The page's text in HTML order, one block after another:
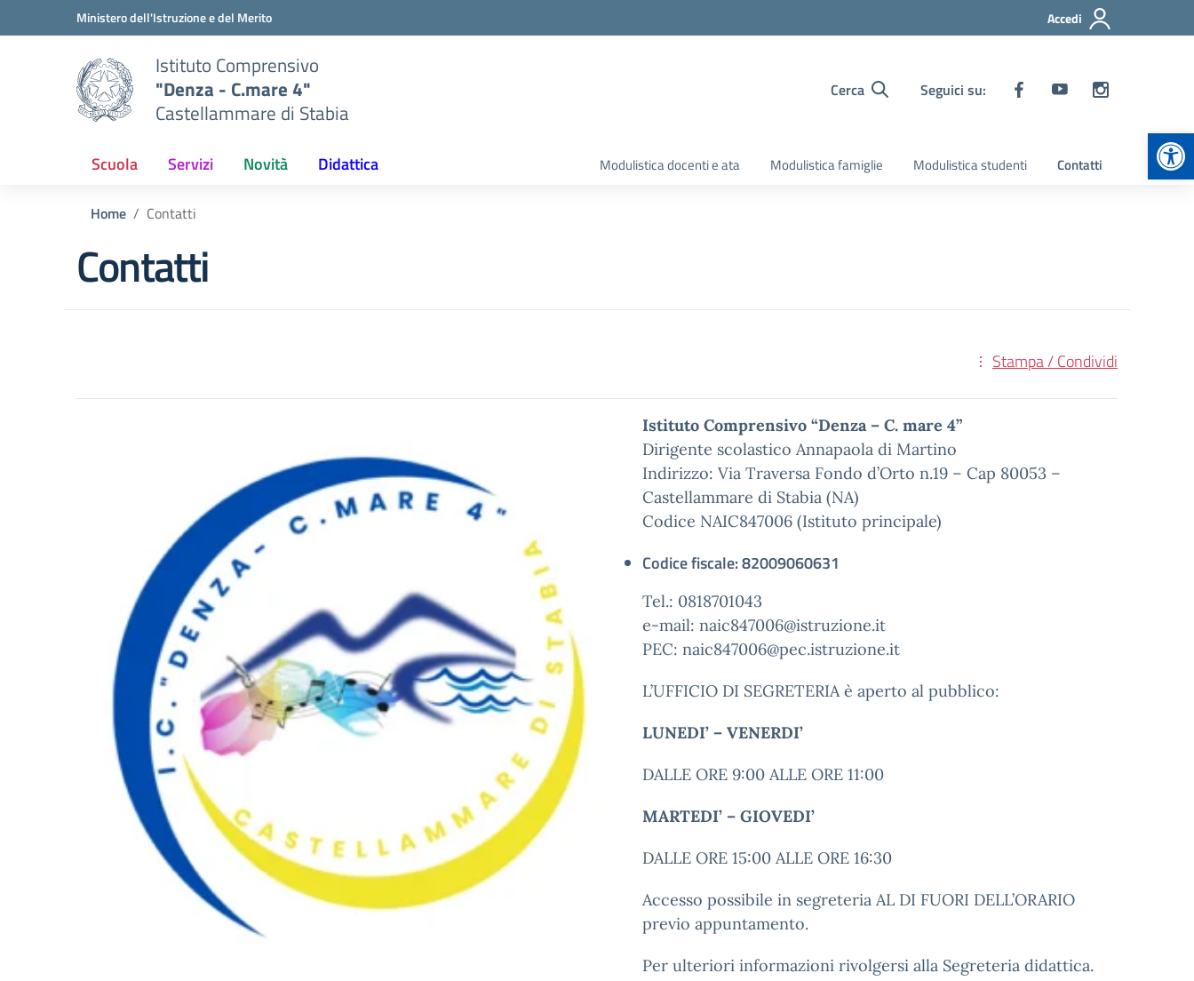
Vai ai contenuti
Vai al menu di navigazioneMinistero dell'Istruzione e del Merito Accedi
Istituto Comprensivo
"Denza - C.mare 4"
Castellammare di Stabia
Cerca Seguici su:
Scuola Servizi Novità Didattica Modulistica docenti e ata Modulistica famiglie Modulistica studenti Contatti
Home Contatti
Contatti
Stampa / Condividi
Istituto Comprensivo “Denza – C. mare 4”
Dirigente scolastico Annapaola di Martino
Indirizzo: Via Traversa Fondo d’Orto n.19 – Cap 80053 –
Castellammare di Stabia (NA)
Codice NAIC847006 (Istituto principale)
Codice fiscale: 82009060631
Tel.: 0818701043
e-mail: naic847006@istruzione.it
PEC: naic847006@pec.istruzione.it
L’UFFICIO DI SEGRETERIA è aperto al pubblico:
LUNEDI’ – VENERDI’
DALLE ORE 9:00 ALLE ORE 11:00
MARTEDI’ – GIOVEDI’
DALLE ORE 15:00 ALLE ORE 16:30
Accesso possibile in segreteria AL DI FUORI DELL’ORARIO
previo appuntamento.
Per ulteriori informazioni rivolgersi alla Segreteria didattica.